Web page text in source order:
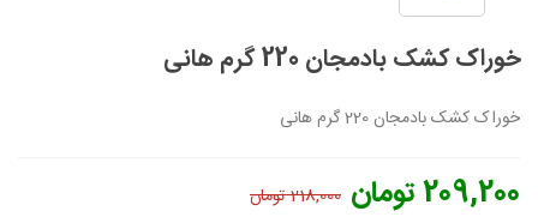
خوراک کشک بادمجان 220 گرم هانی
خوراک کشک بادمجان 220 گرم هانی
209,200 تومان 218,000 تومان